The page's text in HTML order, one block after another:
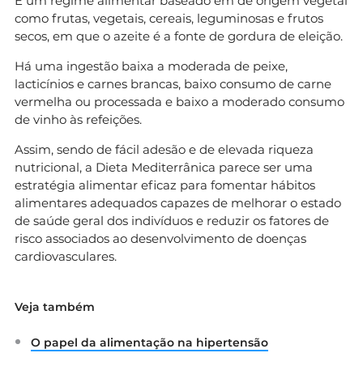
como frutas, vegetais, cereais, leguminosas e frutos
secos, em que o azeite é a fonte de gordura de eleição.
Há uma ingestão baixa a moderada de peixe,
lacticínios e carnes brancas, baixo consumo de carne
vermelha ou processada e baixo a moderado consumo
de vinho às refeições.
Assim, sendo de fácil adesão e de elevada riqueza
nutricional, a Dieta Mediterrânica parece ser uma
estratégia alimentar eficaz para fomentar hábitos
alimentares adequados capazes de melhorar o estado
de saúde geral dos indivíduos e reduzir os fatores de
risco associados ao desenvolvimento de doenças
cardiovasculares.
Veja também
O papel da alimentação na hipertensão